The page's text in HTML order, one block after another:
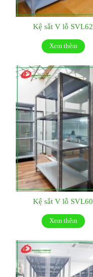
Kệ sắt V lỗ SVL62
Xem thêm
Kệ sắt V lỗ SVL60
Xem thêm